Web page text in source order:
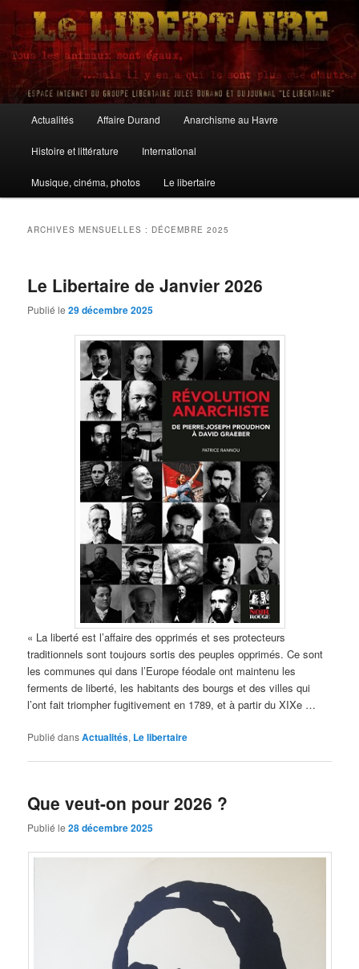
Aller
contenu
principal
Aller
contenu
secondaire
Le Libertaire
principal
Actualités Affaire Durand Anarchisme au Havre
Histoire et littérature International
Musique, cinéma, photos Le libertaire
ARCHIVES MENSUELLES : DÉCEMBRE 2025
Le Libertaire de Janvier 2026
Publié le29 décembre 2025
« La liberté est l’affaire des opprimés et ses protecteurs
traditionnels sont toujours sortis des peuples opprimés. Ce sont
les communes qui dans l’Europe féodale ont maintenu les
ferments de liberté, les habitants des bourgs et des villes qui
l’ont fait triompher fugitivement en 1789, et à partir du XIXe …
Publié dansActualités, Le libertaire
Que veut-on pour 2026 ?
Publié le28 décembre 2025